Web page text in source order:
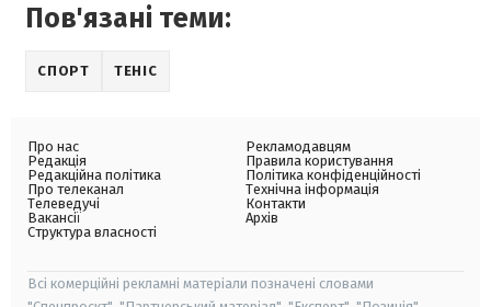
Пов'язані теми:
СПОРТ ТЕНІС
Про нас
Редакція
Редакційна політика
Про телеканал
Телеведучі
Вакансії
Структура власності
Рекламодавцям
Правила користування
Політика конфіденційності
Технічна інформація
Контакти
Архів
Всі комерційні рекламні матеріали позначені словами